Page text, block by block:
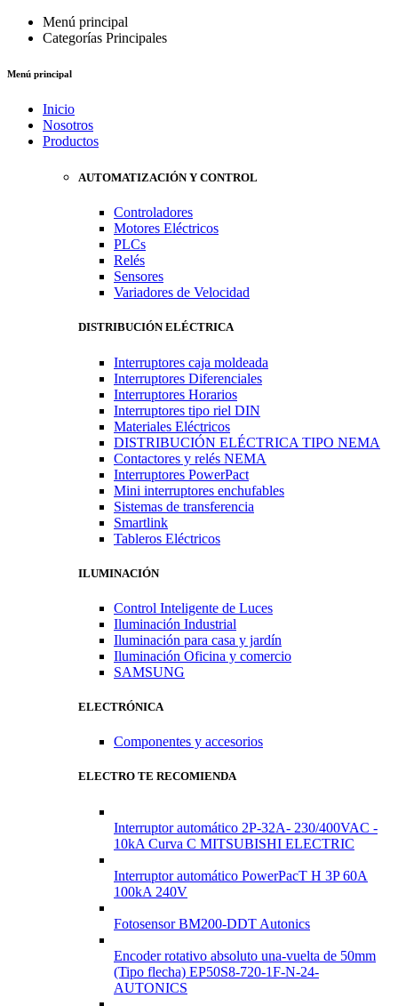
Menú principal
Categorías Principales
Menú principal
Inicio
Nosotros
Productos
AUTOMATIZACIÓN Y CONTROL
Controladores
Motores Eléctricos
PLCs
Relés
Sensores
Variadores de Velocidad
DISTRIBUCIÓN ELÉCTRICA
Interruptores caja moldeada
Interruptores Diferenciales
Interruptores Horarios
Interruptores tipo riel DIN
Materiales Eléctricos
DISTRIBUCIÓN ELÉCTRICA TIPO NEMA
Contactores y relés NEMA
Interruptores PowerPact
Mini interruptores enchufables
Sistemas de transferencia
Smartlink
Tableros Eléctricos
ILUMINACIÓN
Control Inteligente de Luces
Iluminación Industrial
Iluminación para casa y jardín
Iluminación Oficina y comercio
SAMSUNG
ELECTRÓNICA
Componentes y accesorios
ELECTRO TE RECOMIENDA
Interruptor automático 2P-32A- 230/400VAC -
10kA Curva C MITSUBISHI ELECTRIC
Interruptor automático PowerPacT H 3P 60A
100kA 240V
Fotosensor BM200-DDT Autonics
Encoder rotativo absoluto una-vuelta de 50mm
(Tipo flecha) EP50S8-720-1F-N-24-
AUTONICS